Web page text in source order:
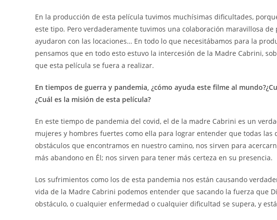
En la producción de esta película tuvimos muchísimas dificultades,
este tipo. Pero verdaderamente tuvimos una colaboración maravillosa
ayudaron con las locaciones… En todo lo que necesitábamos para la
pensamos que en todo esto estuvo la intercesión de la Madre Cabrini,
que esta película se fuera a realizar.
En tiempos de guerra y pandemia, ¿cómo ayuda este filme al
¿Cuál es la misión de esta película?
En este tiempo de pandemia del covid, el de la madre Cabrini es un
mujeres y hombres fuertes como ella para lograr entender que todas las
obstáculos que encontramos en nuestro camino, nos sirven para
más abandono en Él; nos sirven para tener más certeza en su presencia.
Los sufrimientos como los de esta pandemia nos están causando
vida de la Madre Cabrini podemos entender que sacando la fuerza que
obstáculo, o cualquier enfermedad o cualquier dificultad se supera, y